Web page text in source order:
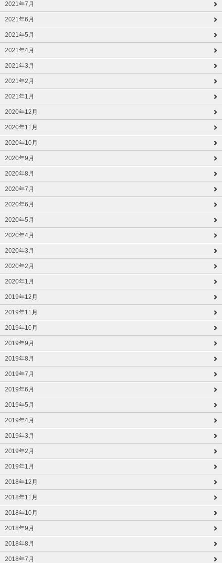
2021年7月
2021年6月
2021年5月
2021年4月
2021年3月
2021年2月
2021年1月
2020年12月
2020年11月
2020年10月
2020年9月
2020年8月
2020年7月
2020年6月
2020年5月
2020年4月
2020年3月
2020年2月
2020年1月
2019年12月
2019年11月
2019年10月
2019年9月
2019年8月
2019年7月
2019年6月
2019年5月
2019年4月
2019年3月
2019年2月
2019年1月
2018年12月
2018年11月
2018年10月
2018年9月
2018年8月
2018年7月